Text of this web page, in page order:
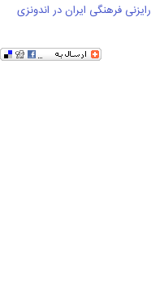
رایزنی فرهنگی ایران در اندونزی